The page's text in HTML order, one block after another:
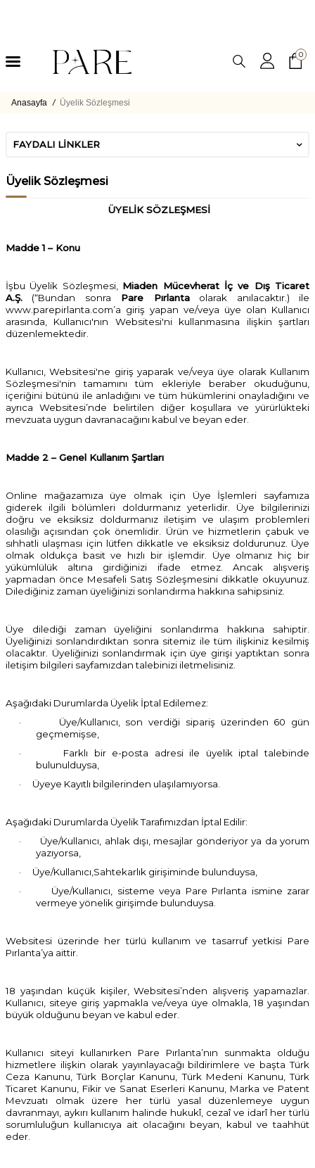
0
Anasayfa / Üyelik Sözleşmesi
FAYDALI LINKLER
Üyelik Sözleşmesi
ÜYELİK SÖZLEŞMESİ
Madde 1 – Konu
İşbu Üyelik Sözleşmesi, Miaden Mücevherat İç ve Dış Ticaret
A.Ş. (“Bundan sonra Pare Pırlantaolarak anılacaktır.) ile
www.parepirlanta.com’a giriş yapan ve/veya üye olan Kullanıcı
arasında, Kullanıcı'nın Websitesi'ni kullanmasına ilişkin şartları
düzenlemektedir.
Kullanıcı, Websitesi'ne giriş yaparak ve/veya üye olarak Kullanım
Sözleşmesi'nin tamamını tüm ekleriyle beraber okuduğunu,
içeriğini bütünü ile anladığını ve tüm hükümlerini onayladığını ve
ayrıca Websitesi’nde belirtilen diğer koşullara ve yürürlükteki
mevzuata uygun davranacağını kabul ve beyan eder.
Madde 2 – Genel Kullanım Şartları
Online mağazamıza üye olmak için Üye İşlemleri sayfamıza
giderek ilgili bölümleri doldurmanız yeterlidir. Üye bilgilerinizi
doğru ve eksiksiz doldurmanız iletişim ve ulaşım problemleri
olasılığı açısından çok önemlidir. Ürün ve hizmetlerin çabuk ve
sıhhatli ulaşması için lütfen dikkatle ve eksiksiz doldurunuz. Üye
olmak oldukça basit ve hızlı bir işlemdir. Üye olmanız hiç bir
yükümlülük altına girdiğinizi ifade etmez. Ancak alışveriş
yapmadan önce Mesafeli Satış Sözleşmesini dikkatle okuyunuz.
Dilediğiniz zaman üyeliğinizi sonlandırma hakkına sahipsiniz.
Üye dilediği zaman üyeliğini sonlandırma hakkına sahiptir.
Üyeliğinizi sonlandırdıktan sonra sitemiz ile tüm ilişkiniz kesilmiş
olacaktır. Üyeliğinizi sonlandırmak için üye girişi yaptıktan sonra
iletişim bilgileri sayfamızdan talebinizi iletmelisiniz.
Aşağıdaki Durumlarda Üyelik İptal Edilemez:
·
Üye/Kullanıcı, son verdiği sipariş üzerinden 60 gün
geçmemişse,
·
Farklı bir e-posta adresi ile üyelik iptal talebinde
bulunulduysa,
·
Üyeye Kayıtlı bilgilerinden ulaşılamıyorsa.
Aşağıdaki Durumlarda Üyelik Tarafımızdan İptal Edilir:
·
Üye/Kullanıcı, ahlak dışı, mesajlar gönderiyor ya da yorum
yazıyorsa,
·
Üye/Kullanıcı,Sahtekarlık girişiminde bulunduysa,
·
Üye/Kullanıcı, sisteme veya Pare Pırlanta ismine zarar
vermeye yönelik girişimde bulunduysa.
Websitesi üzerinde her türlü kullanım ve tasarruf yetkisi Pare
Pırlanta’ya aittir.
18 yaşından küçük kişiler, Websitesi’nden alışveriş yapamazlar.
Kullanıcı, siteye giriş yapmakla ve/veya üye olmakla, 18 yaşından
büyük olduğunu beyan ve kabul eder.
Kullanıcı siteyi kullanırken Pare Pırlanta’nın sunmakta olduğu
hizmetlere ilişkin olarak yayınlayacağı bildirimlere ve başta Türk
Ceza Kanunu, Türk Borçlar Kanunu, Türk Medeni Kanunu, Türk
Ticaret Kanunu, Fikir ve Sanat Eserleri Kanunu, Marka ve Patent
Mevzuatı olmak üzere her türlü yasal düzenlemeye uygun
davranmayı, aykırı kullanım halinde hukukî, cezaî ve idarî her türlü
sorumluluğun kullanıcıya ait olacağını beyan, kabul ve taahhüt
eder.